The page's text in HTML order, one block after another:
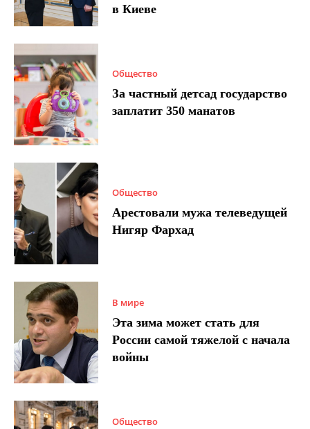
в Киеве
Общество
За частный детсад государство
заплатит 350 манатов
Общество
Арестовали мужа телеведущей
Нигяр Фархад
В мире
Эта зима может стать для
России самой тяжелой с начала
войны
Общество